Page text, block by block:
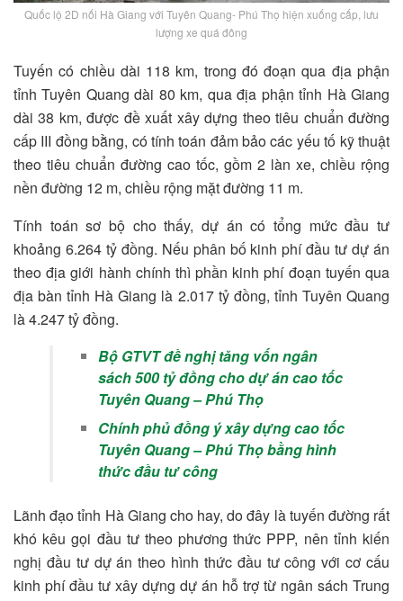
Quốc lộ 2D nối Hà Giang với Tuyên Quang- Phú Thọ hiện xuống cấp, lưu
lượng xe quá đông
Tuyến có chiều dài 118 km, trong đó đoạn qua địa phận
tỉnh Tuyên Quang dài 80 km, qua địa phận tỉnh Hà Giang
dài 38 km, được đề xuất xây dựng theo tiêu chuẩn đường
cấp III đồng bằng, có tính toán đảm bảo các yếu tố kỹ thuật
theo tiêu chuẩn đường cao tốc, gồm 2 làn xe, chiều rộng
nền đường 12 m, chiều rộng mặt đường 11 m.
Tính toán sơ bộ cho thấy, dự án có tổng mức đầu tư
khoảng 6.264 tỷ đồng. Nếu phân bố kinh phí đầu tư dự án
theo địa giới hành chính thì phần kinh phí đoạn tuyến qua
địa bàn tỉnh Hà Giang là 2.017 tỷ đồng, tỉnh Tuyên Quang
là 4.247 tỷ đồng.
Bộ GTVT đề nghị tăng vốn ngân
sách 500 tỷ đồng cho dự án cao tốc
Tuyên Quang – Phú Thọ
Chính phủ đồng ý xây dựng cao tốc
Tuyên Quang – Phú Thọ bằng hình
thức đầu tư công
Lãnh đạo tỉnh Hà Giang cho hay, do đây là tuyến đường rất
khó kêu gọi đầu tư theo phương thức PPP, nên tỉnh kiến
nghị đầu tư dự án theo hình thức đầu tư công với cơ cấu
kinh phí đầu tư xây dựng dự án hỗ trợ từ ngân sách Trung